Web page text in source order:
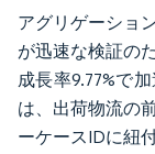
アグリゲーショ
が迅速な検証の
成長率9.77%で
は、出荷物流の
ーケースIDに紐